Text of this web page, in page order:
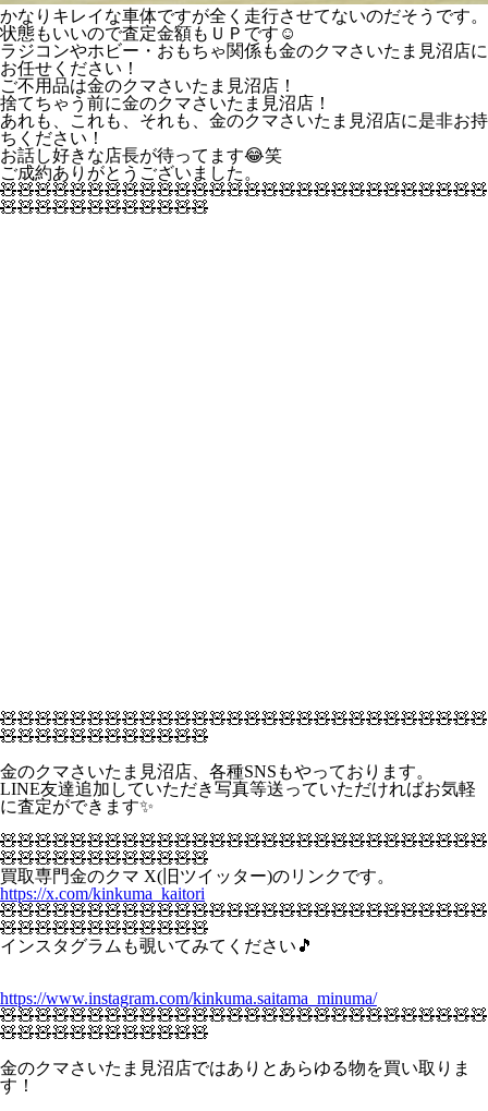
かなりキレイな車体ですが全く走行させてないのだそうです。
状態もいいので査定金額もＵＰです☺
ラジコンやホビー・おもちゃ関係も金のクマさいたま見沼店に
お任せください！
ご不用品は金のクマさいたま見沼店！
捨てちゃう前に金のクマさいたま見沼店！
あれも、これも、それも、金のクマさいたま見沼店に是非お持
ちください！
お話し好きな店長が待ってます😂笑
ご成約ありがとうございました。
🧸🧸🧸🧸🧸🧸🧸🧸🧸🧸🧸🧸🧸🧸🧸🧸🧸🧸🧸🧸🧸🧸🧸🧸🧸🧸🧸🧸
🧸🧸🧸🧸🧸🧸🧸🧸🧸🧸🧸🧸
🧸🧸🧸🧸🧸🧸🧸🧸🧸🧸🧸🧸🧸🧸🧸🧸🧸🧸🧸🧸🧸🧸🧸🧸🧸🧸🧸🧸
🧸🧸🧸🧸🧸🧸🧸🧸🧸🧸🧸🧸
金のクマさいたま見沼店、各種SNSもやっております。
LINE友達追加していただき写真等送っていただければお気軽
に査定ができます✨
🧸🧸🧸🧸🧸🧸🧸🧸🧸🧸🧸🧸🧸🧸🧸🧸🧸🧸🧸🧸🧸🧸🧸🧸🧸🧸🧸🧸
🧸🧸🧸🧸🧸🧸🧸🧸🧸🧸🧸🧸
買取専門金のクマ X(旧ツイッター)のリンクです。
https://x.com/kinkuma_kaitori
🧸🧸🧸🧸🧸🧸🧸🧸🧸🧸🧸🧸🧸🧸🧸🧸🧸🧸🧸🧸🧸🧸🧸🧸🧸🧸🧸🧸
🧸🧸🧸🧸🧸🧸🧸🧸🧸🧸🧸🧸
インスタグラムも覗いてみてください🎵
https://www.instagram.com/kinkuma.saitama_minuma/
🧸🧸🧸🧸🧸🧸🧸🧸🧸🧸🧸🧸🧸🧸🧸🧸🧸🧸🧸🧸🧸🧸🧸🧸🧸🧸🧸🧸
🧸🧸🧸🧸🧸🧸🧸🧸🧸🧸🧸🧸
金のクマさいたま見沼店ではありとあらゆる物を買い取りま
す！